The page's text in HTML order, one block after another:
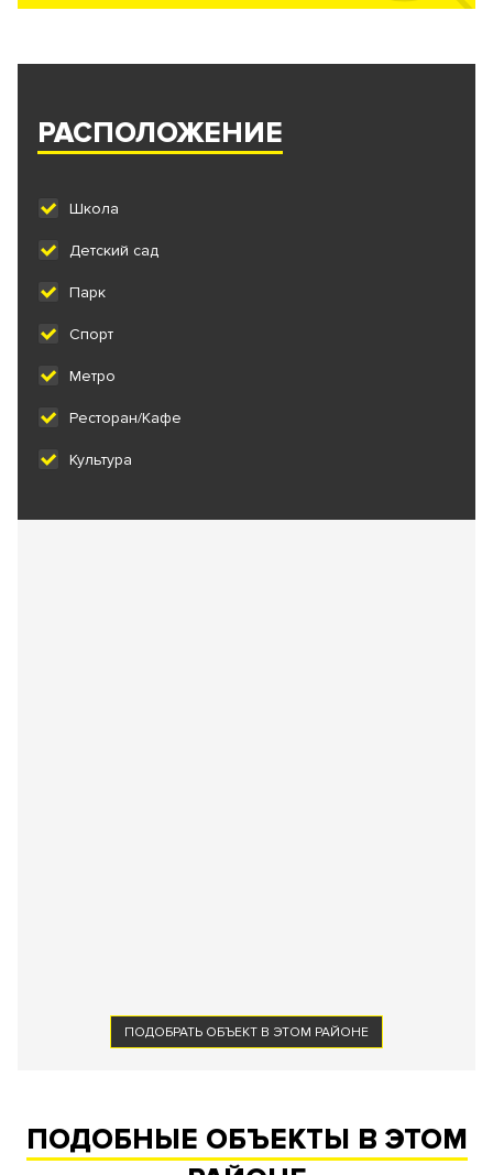
РАСПОЛОЖЕНИЕ
Школа
Детский сад
Парк
Спорт
Метро
Ресторан/Кафе
Культура
ПОДОБРАТЬ ОБЪЕКТ В ЭТОМ РАЙОНЕ
ПОДОБНЫЕ ОБЪЕКТЫ В ЭТОМ